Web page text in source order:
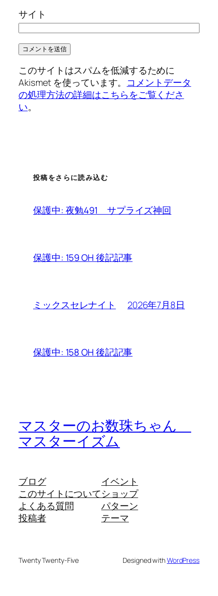
サイト
このサイトはスパムを低減するために
Akismet を使っています。 コメントデータ
の処理方法の詳細はこちらをご覧くださ
い。
投稿をさらに読み込む
保護中: 夜勉491 サプライズ神回
保護中: 159 OH 後記記事
ミックスセレナイト 2026年7月8日
保護中: 158 OH 後記記事
マスターのお数珠ちゃん
マスターイズム
ブログ
このサイトについて
よくある質問
投稿者
イベント
ショップ
パターン
テーマ
Twenty Twenty-Five Designed withWordPress